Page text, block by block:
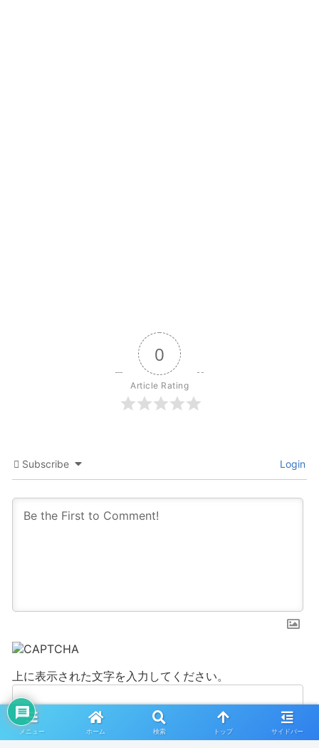
0
Article Rating
Subscribe Login
上に表示された文字を入力してください。
メニュー ホーム 検索 トップ サイドバー